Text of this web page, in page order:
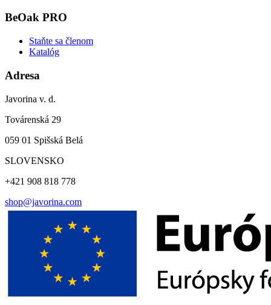
BeOak PRO
Staňte sa členom
Katalóg
Adresa
Javorina v. d.
Továrenská 29
059 01 Spišská Belá
SLOVENSKO
+421 908 818 778
shop@javorina.com